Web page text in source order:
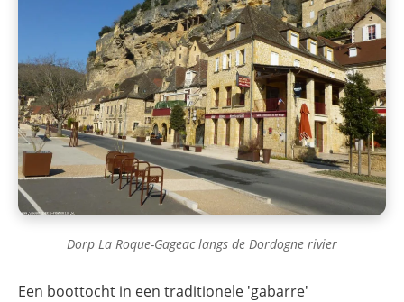
Dorp La Roque-Gageac langs de Dordogne rivier
Een boottocht in een traditionele 'gabarre'